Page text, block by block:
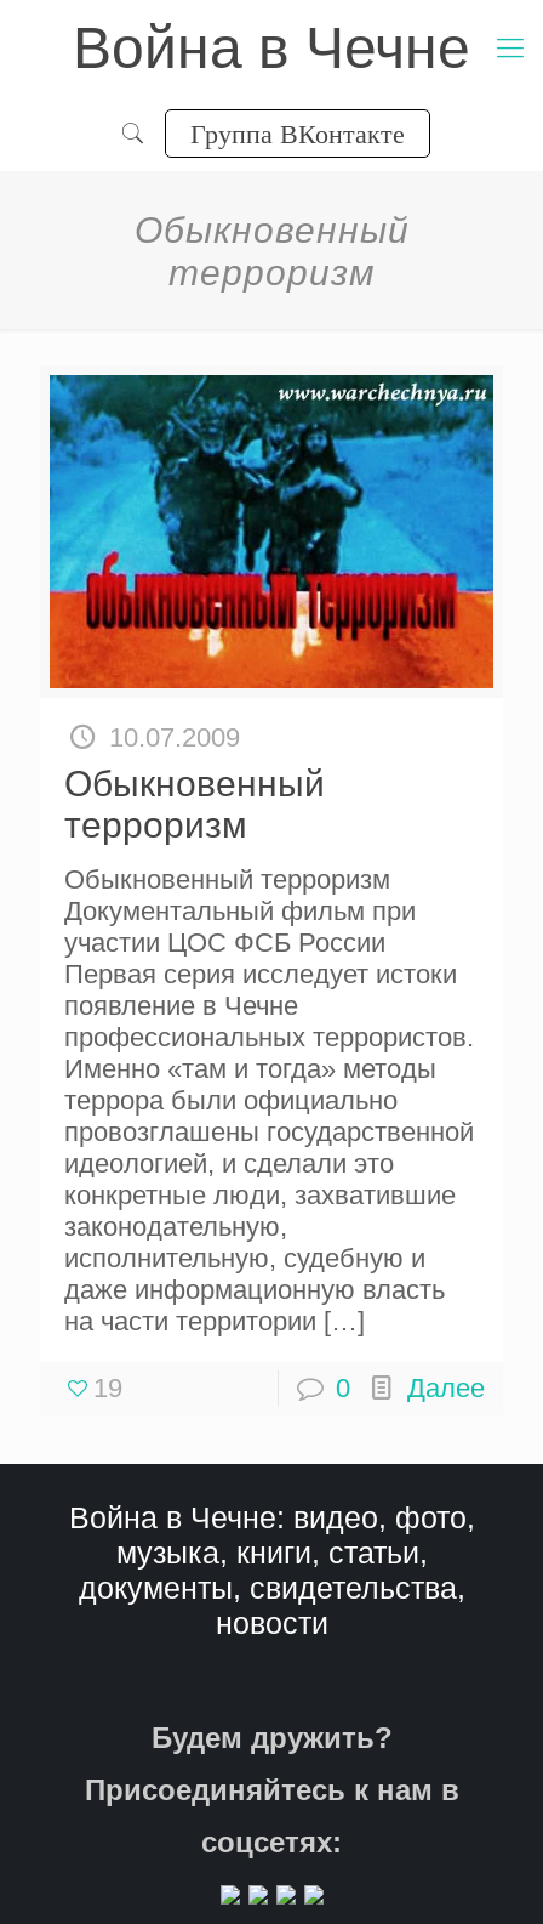
Война в Чечне
Группа ВКонтакте
Обыкновенный
терроризм
10.07.2009
Обыкновенный
терроризм
Обыкновенный терроризм
Документальный фильм при
участии ЦОС ФСБ России
Первая серия исследует истоки
появление в Чечне
профессиональных террористов.
Именно «там и тогда» методы
террора были официально
провозглашены государственной
идеологией, и сделали это
конкретные люди, захватившие
законодательную,
исполнительную, судебную и
даже информационную власть
на части территории […]
19 0 Далее
Война в Чечне: видео, фото,
музыка, книги, статьи,
документы, свидетельства,
новости
Будем дружить?
Присоединяйтесь к нам в
соцсетях: